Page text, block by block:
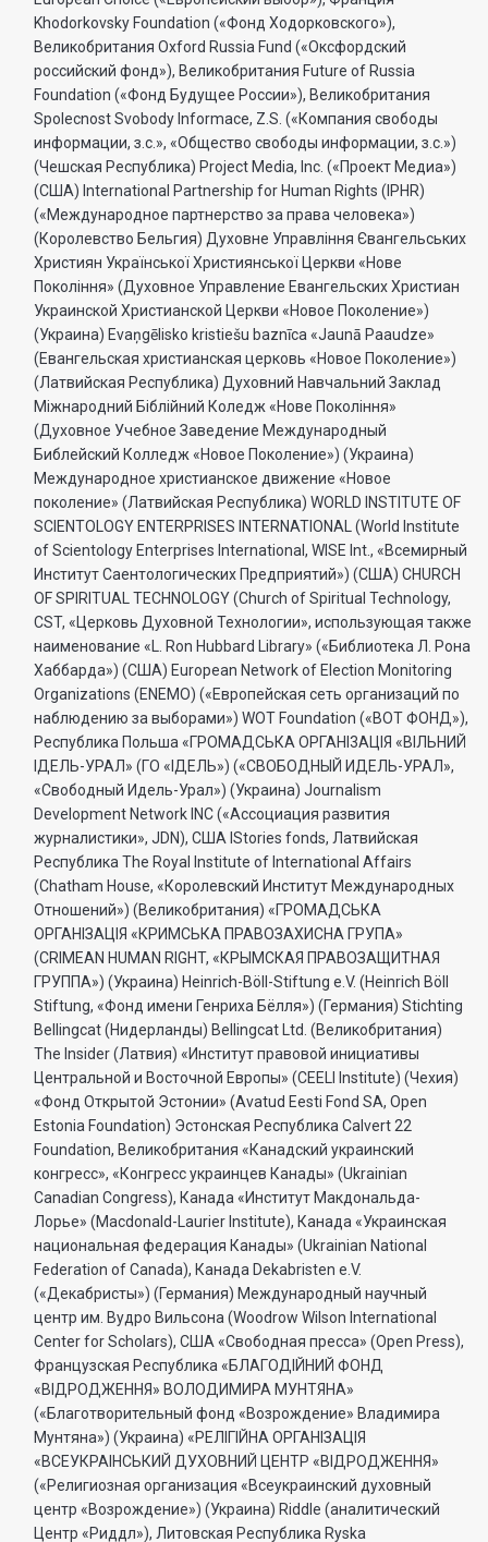
Khodorkovsky Foundation («Фонд Ходорковского»),
Великобритания Oxford Russia Fund («Оксфордский
российский фонд»), Великобритания Future of Russia
Foundation («Фонд Будущее России»), Великобритания
Spolecnost Svobody Informace, Z.S. («Компания свободы
информации, з.с.», «Общество свободы информации, з.с.»)
(Чешская Республика) Project Media, Inc. («Проект Медиа»)
(США) International Partnership for Human Rights (IPHR)
(«Международное партнерство за права человека»)
(Королевство Бельгия) Духовне Управлiння Євангельських
Християн Української Християнської Церкви «Нове
Поколiння» (Духовное Управление Евангельских Христиан
Украинской Христианской Церкви «Новое Поколение»)
(Украина) Evaņgēlisko kristiešu baznīca «Jaunā Paaudze»
(Евангельская христианская церковь «Новое Поколение»)
(Латвийская Республика) Духовний Навчальний Заклад
Міжнародний Біблійний Коледж «Нове Покоління»
(Духовное Учебное Заведение Международный
Библейский Колледж «Новое Поколение») (Украина)
Международное христианское движение «Новое
поколение» (Латвийская Республика) WORLD INSTITUTE OF
SCIENTOLOGY ENTERPRISES INTERNATIONAL (World Institute
of Scientology Enterprises International, WISE Int., «Всемирный
Институт Саентологических Предприятий») (США) CHURCH
OF SPIRITUAL TECHNOLOGY (Church of Spiritual Technology,
CST, «Церковь Духовной Технологии», использующая также
наименование «L. Ron Hubbard Library» («Библиотека Л. Рона
Хаббарда») (США) European Network of Election Monitoring
Organizations (ENEMO) («Европейская сеть организаций по
наблюдению за выборами») WOT Foundation («ВОТ ФОНД»),
Республика Польша «ГРОМАДСЬКА ОРГАНI3АЦIЯ «ВIЛЬНИЙ
IДЕЛЬ-УРАЛ» (ГО «IДЕЛЬ») («СВОБОДНЫЙ ИДЕЛЬ-УРАЛ»,
«Свободный Идель-Урал») (Украина) Journalism
Development Network INC («Ассоциация развития
журналистики», JDN), США IStories fonds, Латвийская
Республика The Royal Institute of International Affairs
(Chatham House, «Королевский Институт Международных
Отношений») (Великобритания) «ГРОМАДСЬКА
ОРГАНIЗАЦIЯ «КРИМСЬКА ПРАВОЗАХИСНА ГРУПА»
(CRIMEAN HUMAN RIGHT, «КРЫМСКАЯ ПРАВОЗАЩИТНАЯ
ГРУППА») (Украина) Heinrich-Böll-Stiftung e.V. (Heinrich Böll
Stiftung, «Фонд имени Генриха Бёлля») (Германия) Stichting
Bellingcat (Нидерланды) Bellingcat Ltd. (Великобритания)
The Insider (Латвия) «Институт правовой инициативы
Центральной и Восточной Европы» (CEELI Institute) (Чехия)
«Фонд Открытой Эстонии» (Avatud Eesti Fond SA, Open
Estonia Foundation) Эстонская Республика Calvert 22
Foundation, Великобритания «Канадский украинский
конгресс», «Конгресс украинцев Канады» (Ukrainian
Canadian Congress), Канада «Институт Макдональда-
Лорье» (Macdonald-Laurier Institute), Канада «Украинская
национальная федерация Канады» (Ukrainian National
Federation of Canada), Канада Dekabristen e.V.
(«Декабристы») (Германия) Международный научный
центр им. Вудро Вильсона (Woodrow Wilson International
Center for Scholars), США «Свободная пресса» (Open Press),
Французская Республика «БЛАГОДIЙНИЙ ФОНД
«ВIДРОДЖЕННЯ» ВОЛОДИМИРА МУНТЯНА»
(«Благотворительный фонд «Возрождение» Владимира
Мунтяна») (Украина) «РЕЛIГIЙНА ОРГАНIЗАЦIЯ
«ВСЕУКРАIНСЬКИЙ ДУХОВНИЙ ЦЕНТР «ВIДРОДЖЕННЯ»
(«Религиозная организация «Всеукраинский духовный
центр «Возрождение») (Украина) Riddle (аналитический
Центр «Риддл»), Литовская Республика Ryska